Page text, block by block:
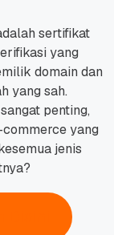
sertifikat
yang
domain dan
yang sah.
penting,
yang
jenis